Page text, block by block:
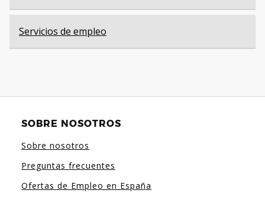
Servicios de empleo
SOBRE NOSOTROS
Sobre nosotros
Preguntas frecuentes
Ofertas de Empleo en España